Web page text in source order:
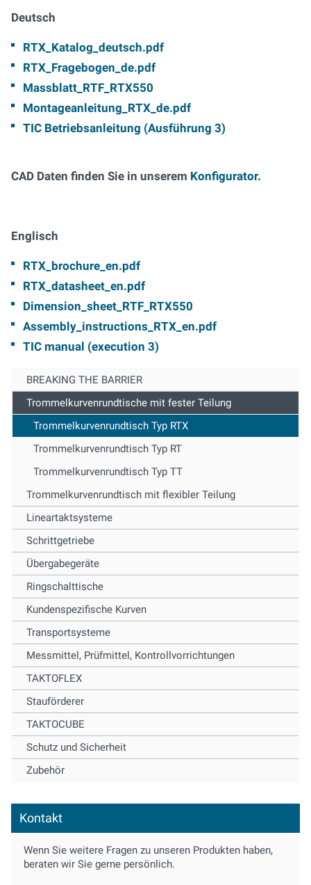
Deutsch
RTX_Katalog_deutsch.pdf
RTX_Fragebogen_de.pdf
Massblatt_RTF_RTX550
Montageanleitung_RTX_de.pdf
TIC Betriebsanleitung (Ausführung 3)
CAD Daten finden Sie in unserem Konfigurator.
Englisch
RTX_brochure_en.pdf
RTX_datasheet_en.pdf
Dimension_sheet _RTF_RTX550
Assembly_instructions_RTX_en.pdf
TIC manual (execution 3)
BREAKING THE BARRIER
Trommelkurvenrundtische mit fester Teilung
Trommelkurvenrundtisch Typ RTX
Trommelkurvenrundtisch Typ RT
Trommelkurvenrundtisch Typ TT
Trommelkurvenrundtisch mit flexibler Teilung
Lineartaktsysteme
Schrittgetriebe
Übergabegeräte
Ringschalttische
Kundenspezifische Kurven
Transportsysteme
Messmittel, Prüfmittel, Kontrollvorrichtungen
TAKTOFLEX
Stauförderer
TAKTOCUBE
Schutz und Sicherheit
Zubehör
Kontakt
Wenn Sie weitere Fragen zu unseren Produkten haben,
beraten wir Sie gerne persönlich.